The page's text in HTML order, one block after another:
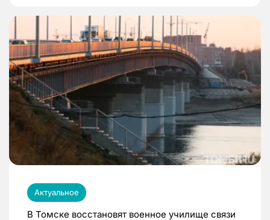
Актуальное
В Томске восстановят военное училище связи